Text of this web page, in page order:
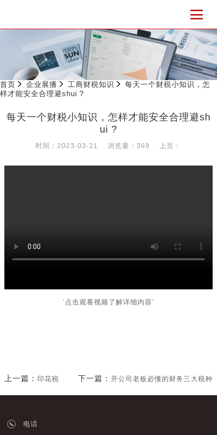
首页 企业展播 工商财税知识
每天一个财税小知识，怎
样才能安全合理避shui ?
每天一个财税小知识，怎样才能安全合理避sh
ui ?
时间：2023-03-21 浏览量：369 上页：
‘点击观看视频了解详细内容’
上一篇： 印花税 下一篇：开公司老板必懂的财务三大税种
电话